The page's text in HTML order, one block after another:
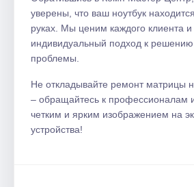
уверены, что ваш ноутбук
руках. Мы ценим каждого клиента и
индивидуальный подход к
проблемы.
Не откладывайте ремонт матрицы
– обращайтесь к профессионалам
четким и ярким изображением на
устройства!